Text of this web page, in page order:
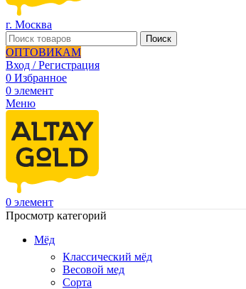
г. Москва
Поиск
ОПТОВИКАМ
Вход / Регистрация
0 Избранное
0 элемент
Меню
0 элемент
Просмотр категорий
Мёд
Классический мёд
Весовой мед
Сорта